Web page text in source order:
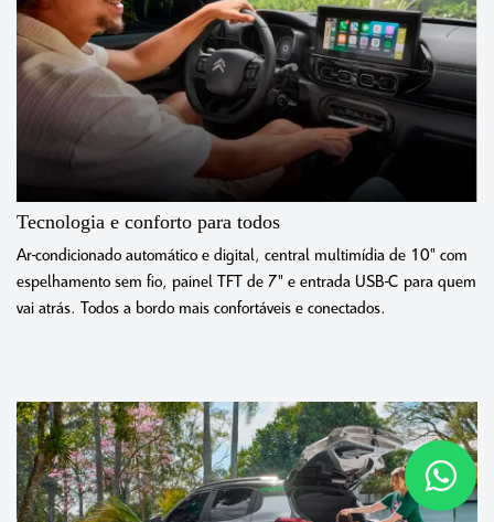
Tecnologia e conforto para todos
Ar-condicionado automático e digital, central multimídia de 10" com
espelhamento sem fio, painel TFT de 7" e entrada USB-C para quem
vai atrás. Todos a bordo mais confortáveis e conectados.